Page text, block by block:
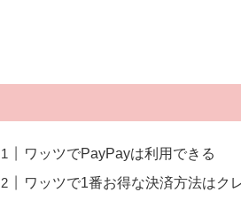
ワッツでPayPayは利用できる
ワッツで1番お得な決済方法はク